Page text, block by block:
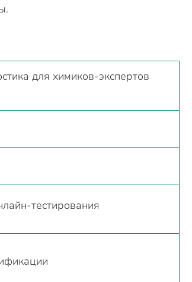
для химиков-экспертов
тестирования